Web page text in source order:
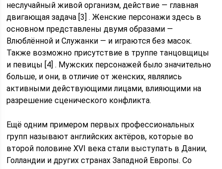
неслучайный живой организм, действие — главная
двигающая задача [3] . Женские персонажи здесь в
основном представлены двумя образами —
Влюблённой и Служанки — и играются без масок.
Также возможно присутствие в труппе танцовщицы
и певицы [4] . Мужских персонажей было значительно
больше, и они, в отличие от женских, являлись
активными действующими лицами, влияющими на
разрешение сценического конфликта.
Ещё одним примером первых профессиональных
групп называют английских актёров, которые во
второй половине XVI века стали выступать в Дании,
Голландии и других странах Западной Европы. Со